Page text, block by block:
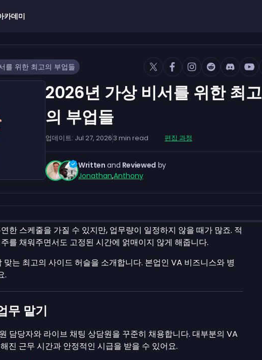
카데미
를 위한 최고의 부업들
2026년 가상 비서를 위한 최고
의 부업들
업데이트: Jul 27, 2026 3 min read 편집 과정
Written and Reviewed by
Jonathan,Anthony
한 스케줄을 가질 수 있지만, 업무량이 일정하지 않을 때가 많죠. 적
를 채워주면서도 고정된 시간에 얽매이지 않게 해줍니다.
는 최고의 사이드 허슬을 소개합니다. 본업인 VA 비즈니스와 병
.
무 맡기
담당자와 라이브 채팅 상담원을 꾸준히 채용합니다. 대부분의 VA
진 근무 시간과 안정적인 시급을 받을 수 있어요.